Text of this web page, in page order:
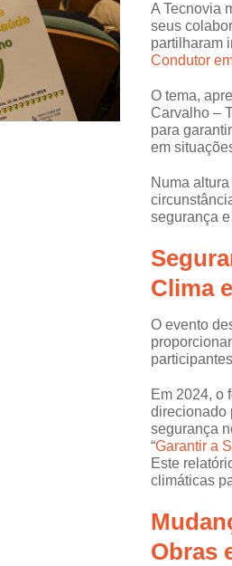
A Tecnovia
seus
partilharam
Condutor
O tema,
Carvalho –
para
em
Numa
segurança
Clima
O evento
Em 2024, o
direcionado
segurança
“Garantir a
Este
climáticas
Obras